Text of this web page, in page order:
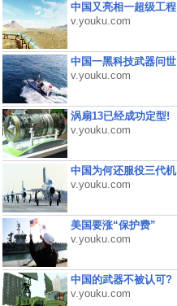
中国又亮相一超级工程
v.youku.com
中国一黑科技武器问世
v.youku.com
涡扇13已经成功定型!
v.youku.com
中国为何还服役三代机
v.youku.com
美国要涨“保护费”
v.youku.com
中国的武器不被认可?
v.youku.com